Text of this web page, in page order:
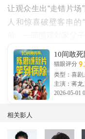
让观众生出“走错片场
人和惊喜破壁客串的
前，一同围观刘家父
梦影视基地”篇正在
严肃、自带气场，“杀
愿”，私底下更是时
不足”，也要活得尽
空起飞，三百六十度
杀”，连一旁观战的
10间敢死
猫眼评分
类型：喜剧
主演：蒋龙
2026-05-01
相关影人